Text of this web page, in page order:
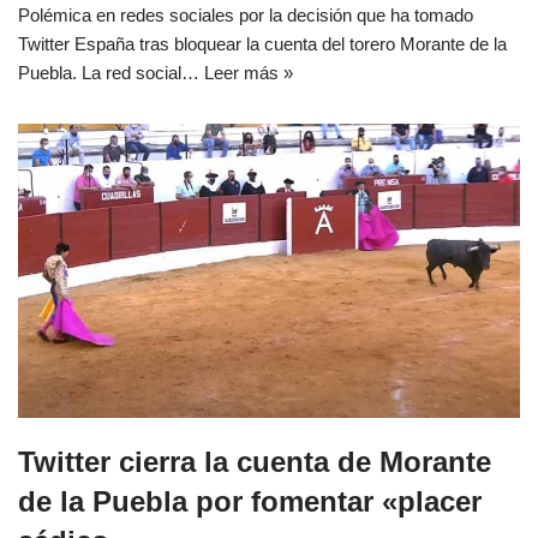
Polémica en redes sociales por la decisión que ha tomado
Twitter España tras bloquear la cuenta del torero Morante de la
Puebla. La red social… Leer más »
Twitter cierra la cuenta de Morante
de la Puebla por fomentar «placer